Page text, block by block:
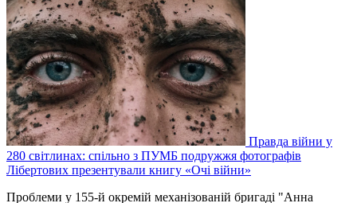
Правда війни у
280 світлинах: спільно з ПУМБ подружжя фотографів
Лібертових презентували книгу «Очі війни»
Проблеми у 155-й окремій механізованій бригаді "Анна